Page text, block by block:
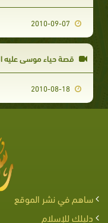
قصة حياء موسى عليه
ساهم في نشر الموقع
دليلك للإسلام